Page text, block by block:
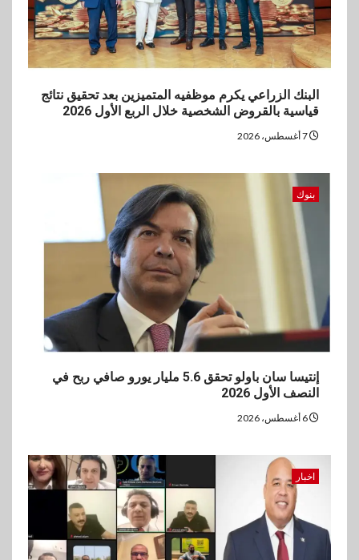
البنك الزراعي يكرم موظفيه المتميزين بعد تحقيق نتائج
قياسية بالقروض الشخصية خلال الربع الأول 2026
بنوك
إنتيسا سان باولو تحقق 5.6 مليار يورو صافي ربح في
النصف الأول 2026
اخبار